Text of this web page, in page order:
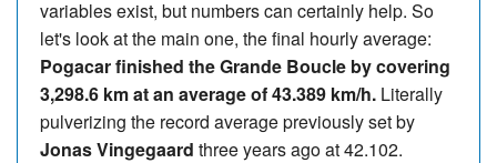
variables exist, but numbers can certainly help. So
let's look at the main one, the final hourly average:
Pogacar finished the Grande Boucle by covering
3,298.6 km at an average of 43.389 km/h. Literally
pulverizing the record average previously set by
Jonas Vingegaard three years ago at 42.102.